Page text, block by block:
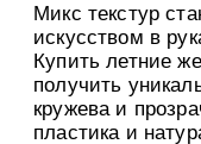
Микс текстур
искусством в
Купить летние
получить
кружева и
пластика и